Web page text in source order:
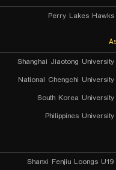
Perry Lakes Hawks
Shanghai Jiaotong University
National Chengchi University
South Korea University
Philippines University
Shanxi Fenjiu Loongs U19